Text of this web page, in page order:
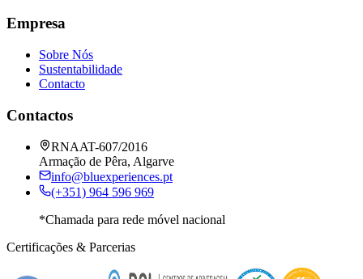
Empresa
Sobre Nós
Sustentabilidade
Contacto
Contactos
RNAAT-607/2016
Armação de Pêra, Algarve
info@bluexperiences.pt
(+351) 964 596 969
*Chamada para rede móvel nacional
Certificações & Parcerias